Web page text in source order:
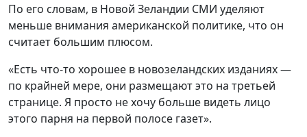
По его словам, в Новой Зеландии СМИ уделяют
меньше внимания американской политике, что он
считает большим плюсом.
«Есть что-то хорошее в новозеландских изданиях —
по крайней мере, они размещают это на третьей
странице. Я просто не хочу больше видеть лицо
этого парня на первой полосе газет».